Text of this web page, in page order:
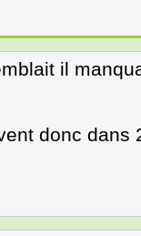
il
donc dans